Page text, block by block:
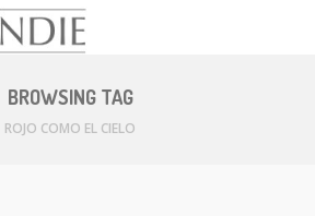
BROWSING TAG
ROJO COMO EL CIELO